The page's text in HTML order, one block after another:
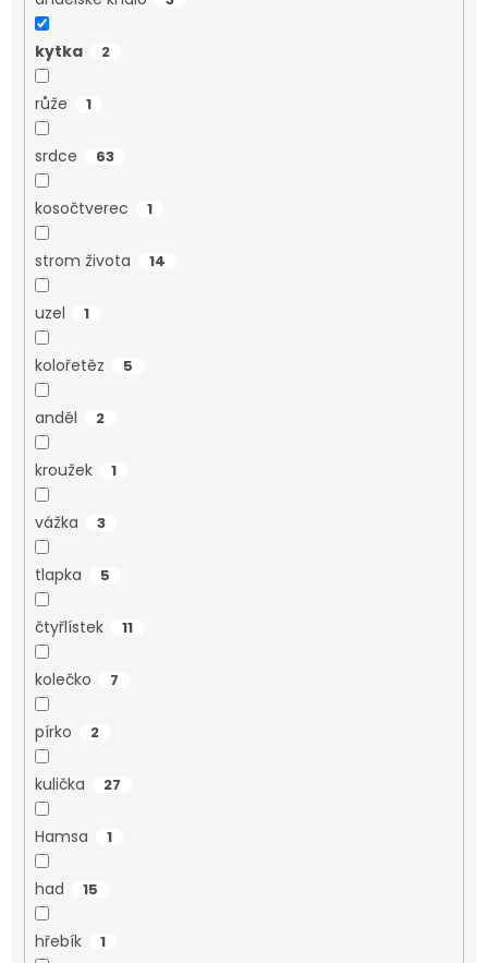
kytka 2
růže 1
srdce 63
kosočtverec 1
strom života 14
uzel 1
kolořetěz 5
anděl 2
kroužek 1
vážka 3
tlapka 5
čtyřlístek 11
kolečko 7
pírko 2
kulička 27
Hamsa 1
had 15
hřebík 1